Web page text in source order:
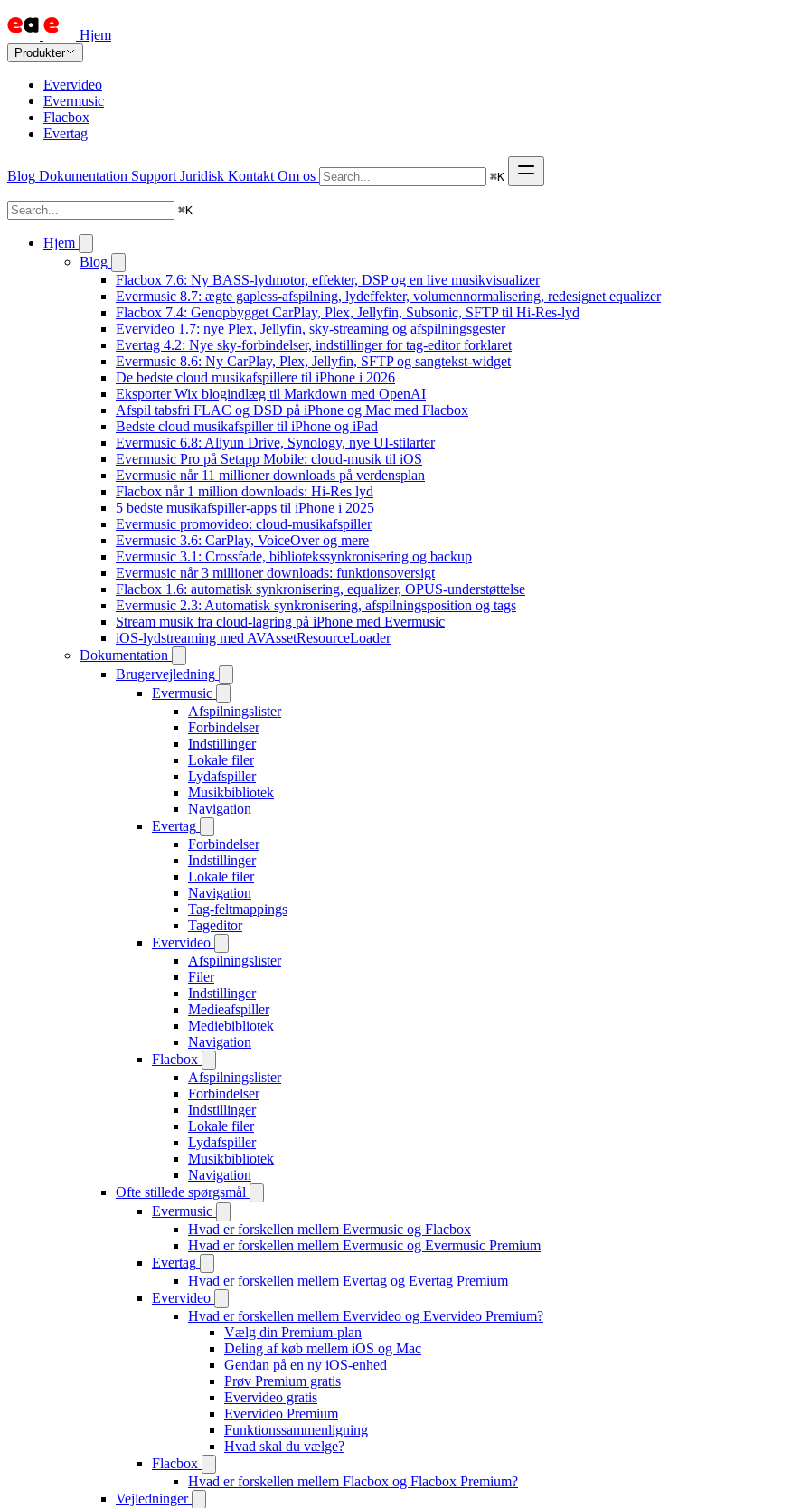
Hjem
Produkter
Evervideo
Evermusic
Flacbox
Evertag
Blog Dokumentation Support Juridisk Kontakt Om os ⌘K
⌘K
Hjem
Blog
Flacbox 7.6: Ny BASS-lydmotor, effekter, DSP og en live musikvisualizer
Evermusic 8.7: ægte gapless-afspilning, lydeffekter, volumennormalisering, redesignet equalizer
Flacbox 7.4: Genopbygget CarPlay, Plex, Jellyfin, Subsonic, SFTP til Hi-Res-lyd
Evervideo 1.7: nye Plex, Jellyfin, sky-streaming og afspilningsgester
Evertag 4.2: Nye sky-forbindelser, indstillinger for tag-editor forklaret
Evermusic 8.6: Ny CarPlay, Plex, Jellyfin, SFTP og sangtekst-widget
De bedste cloud musikafspillere til iPhone i 2026
Eksporter Wix blogindlæg til Markdown med OpenAI
Afspil tabsfri FLAC og DSD på iPhone og Mac med Flacbox
Bedste cloud musikafspiller til iPhone og iPad
Evermusic 6.8: Aliyun Drive, Synology, nye UI-stilarter
Evermusic Pro på Setapp Mobile: cloud-musik til iOS
Evermusic når 11 millioner downloads på verdensplan
Flacbox når 1 million downloads: Hi-Res lyd
5 bedste musikafspiller-apps til iPhone i 2025
Evermusic promovideo: cloud-musikafspiller
Evermusic 3.6: CarPlay, VoiceOver og mere
Evermusic 3.1: Crossfade, bibliotekssynkronisering og backup
Evermusic når 3 millioner downloads: funktionsoversigt
Flacbox 1.6: automatisk synkronisering, equalizer, OPUS-understøttelse
Evermusic 2.3: Automatisk synkronisering, afspilningsposition og tags
Stream musik fra cloud-lagring på iPhone med Evermusic
iOS-lydstreaming med AVAssetResourceLoader
Dokumentation
Brugervejledning
Evermusic
Afspilningslister
Forbindelser
Indstillinger
Lokale filer
Lydafspiller
Musikbibliotek
Navigation
Evertag
Forbindelser
Indstillinger
Lokale filer
Navigation
Tag-feltmappings
Tageditor
Evervideo
Afspilningslister
Filer
Indstillinger
Medieafspiller
Mediebibliotek
Navigation
Flacbox
Afspilningslister
Forbindelser
Indstillinger
Lokale filer
Lydafspiller
Musikbibliotek
Navigation
Ofte stillede spørgsmål
Evermusic
Hvad er forskellen mellem Evermusic og Flacbox
Hvad er forskellen mellem Evermusic og Evermusic Premium
Evertag
Hvad er forskellen mellem Evertag og Evertag Premium
Evervideo
Hvad er forskellen mellem Evervideo og Evervideo Premium?
Vælg din Premium-plan
Deling af køb mellem iOS og Mac
Gendan på en ny iOS-enhed
Prøv Premium gratis
Evervideo gratis
Evervideo Premium
Funktionssammenligning
Hvad skal du vælge?
Flacbox
Hvad er forskellen mellem Flacbox og Flacbox Premium?
Vejledninger